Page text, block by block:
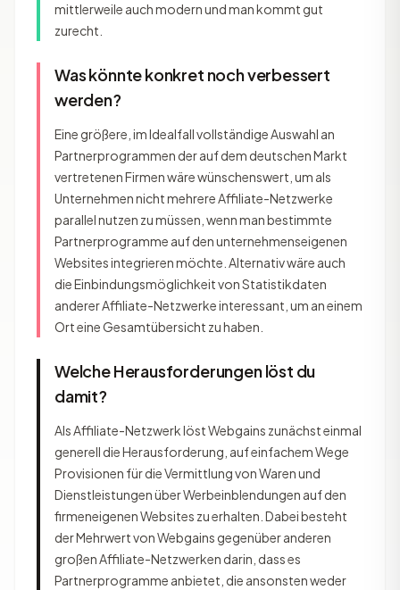
mittlerweile auch modern und man kommt gut
zurecht.
Was könnte konkret noch verbessert
werden?
Eine größere, im Idealfall vollständige Auswahl an
Partnerprogrammen der auf dem deutschen Markt
vertretenen Firmen wäre wünschenswert, um als
Unternehmen nicht mehrere Affiliate-Netzwerke
parallel nutzen zu müssen, wenn man bestimmte
Partnerprogramme auf den unternehmenseigenen
Websites integrieren möchte. Alternativ wäre auch
die Einbindungsmöglichkeit von Statistikdaten
anderer Affiliate-Netzwerke interessant, um an einem
Ort eine Gesamtübersicht zu haben.
Welche Herausforderungen löst du
damit?
Als Affiliate-Netzwerk löst Webgains zunächst einmal
generell die Herausforderung, auf einfachem Wege
Provisionen für die Vermittlung von Waren und
Dienstleistungen über Werbeinblendungen auf den
firmeneigenen Websites zu erhalten. Dabei besteht
der Mehrwert von Webgains gegenüber anderen
großen Affiliate-Netzwerken darin, dass es
Partnerprogramme anbietet, die ansonsten weder